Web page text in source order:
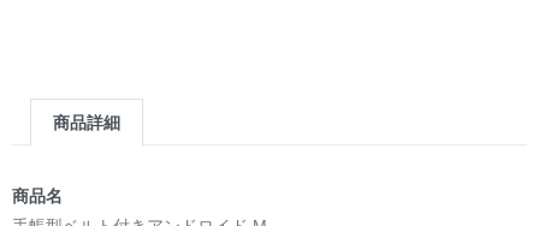
商品詳細
商品名